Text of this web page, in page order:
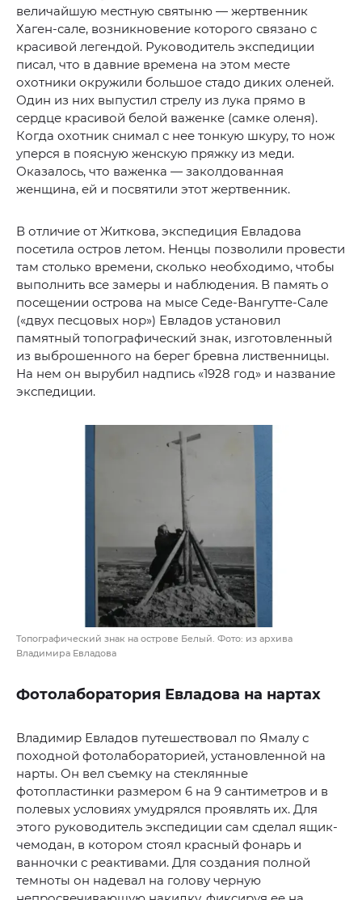
величайшую местную святыню — жертвенник
Хаген-сале, возникновение которого связано с
красивой легендой. Руководитель экспедиции
писал, что в давние времена на этом месте
охотники окружили большое стадо диких оленей.
Один из них выпустил стрелу из лука прямо в
сердце красивой белой важенке (самке оленя).
Когда охотник снимал с нее тонкую шкуру, то нож
уперся в поясную женскую пряжку из меди.
Оказалось, что важенка — заколдованная
женщина, ей и посвятили этот жертвенник.
В отличие от Житкова, экспедиция Евладова
посетила остров летом. Ненцы позволили провести
там столько времени, сколько необходимо, чтобы
выполнить все замеры и наблюдения. В память о
посещении острова на мысе Седе-Вангутте-Сале
(«двух песцовых нор») Евладов установил
памятный топографический знак, изготовленный
из выброшенного на берег бревна лиственницы.
На нем он вырубил надпись «1928 год» и название
экспедиции.
Топографический знак на острове Белый. Фото: из архива
Владимира Евладова
Фотолаборатория Евладова на нартах
Владимир Евладов путешествовал по Ямалу с
походной фотолабораторией, установленной на
нарты. Он вел съемку на стеклянные
фотопластинки размером 6 на 9 сантиметров и в
полевых условиях умудрялся проявлять их. Для
этого руководитель экспедиции сам сделал ящик-
чемодан, в котором стоял красный фонарь и
ванночки с реактивами. Для создания полной
темноты он надевал на голову черную